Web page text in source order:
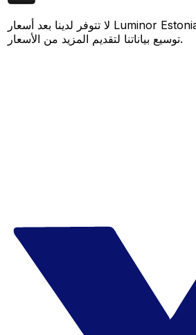
لا تتوفر لدينا بعد أسعار Luminor Estonia لهذا الزوج من العملات، لكن لا يزال بإمكانك مقارنة عرض سعر من Luminor Estonia بسعر Xe المباشر لمعرفة التوفير المحتمل. عد لاحقًا، فنحن نعمل باستمرار على
توسيع بياناتنا لتقديم المزيد من الأسعار.